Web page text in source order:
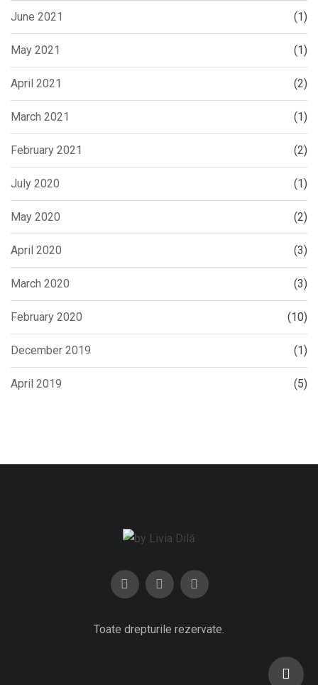
June 2021 (1)
May 2021 (1)
April 2021 (2)
March 2021 (1)
February 2021 (2)
July 2020 (1)
May 2020 (2)
April 2020 (3)
March 2020 (3)
February 2020 (10)
December 2019 (1)
April 2019 (5)
Toate drepturile rezervate.